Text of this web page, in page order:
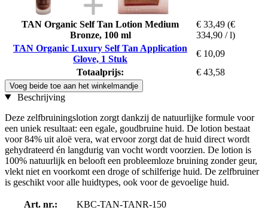
TAN Organic Self Tan Lotion Medium
Bronze, 100 ml
€ 33,49 (€
334,90 / l)
TAN Organic Luxury Self Tan Application
Glove, 1 Stuk
€ 10,09
Totaalprijs:
€ 43,58
Voeg beide toe aan het winkelmandje
Beschrijving
Deze zelfbruiningslotion zorgt dankzij de natuurlijke formule voor
een uniek resultaat: een egale, goudbruine huid. De lotion bestaat
voor 84% uit aloë vera, wat ervoor zorgt dat de huid direct wordt
gehydrateerd én langdurig van vocht wordt voorzien. De lotion is
100% natuurlijk en belooft een probleemloze bruining zonder geur,
vlekt niet en voorkomt een droge of schilferige huid. De zelfbruiner
is geschikt voor alle huidtypes, ook voor de gevoelige huid.
Art. nr.:
KBC-TAN-TANR-150